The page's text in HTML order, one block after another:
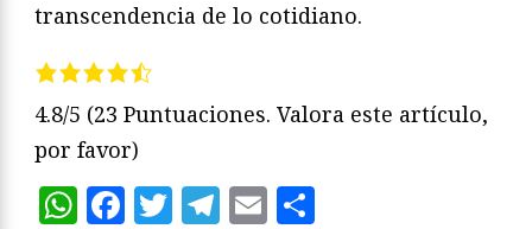
transcendencia de lo cotidiano.
4.8/5 (23 Puntuaciones. Valora este artículo,
por favor)
WhatsApp
Facebook
Twitter
Telegram
Email